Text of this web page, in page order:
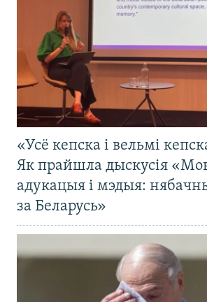
«Усё кепска і вельмі
Як прайшла дыскусія
адукацыя і мэдыя:
за Беларусь»